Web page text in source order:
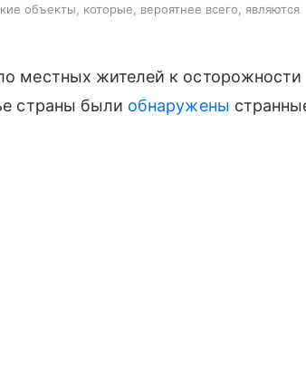
объекты, которые, вероятнее всего, являются
местных жителей к осторожности
страны были обнаружены